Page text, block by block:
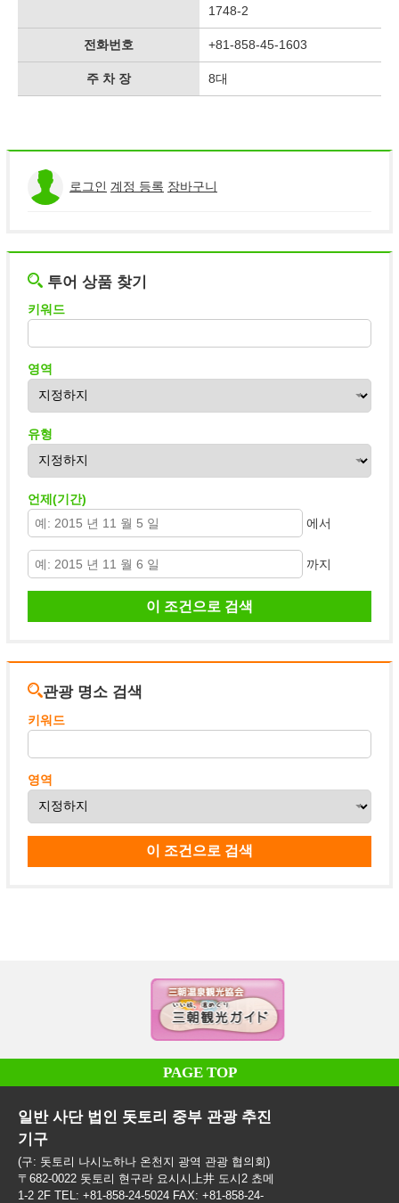
1748-2
전화번호 +81-858-45-1603
주 차 장 8대
로그인 계정 등록 장바구니
투어 상품 찾기
키워드
영역
유형
언제(기간)
에서
까지
관광 명소 검색
키워드
영역
PAGE TOP
일반 사단 법인 돗토리 중부 관광 추진
기구
(구: 돗토리 나시노하나 온천지 광역 관광 협의회)
〒682-0022 돗토리 현구라 요시시上井 도시2 쵸메
1-2 2F TEL: +81-858-24-5024 FAX: +81-858-24-